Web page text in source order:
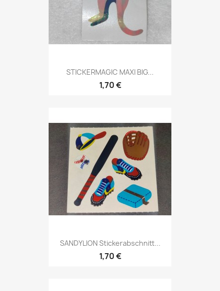
STICKERMAGIC MAXI BIG...
1,70 €
SANDYLION Stickerabschnitt...
1,70 €